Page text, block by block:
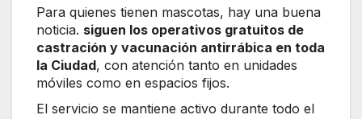
Para quienes tienen mascotas, hay una buena
noticia. siguen los operativos gratuitos de
castración y vacunación antirrábica en toda
la Ciudad, con atención tanto en unidades
móviles como en espacios fijos.
El servicio se mantiene activo durante todo el